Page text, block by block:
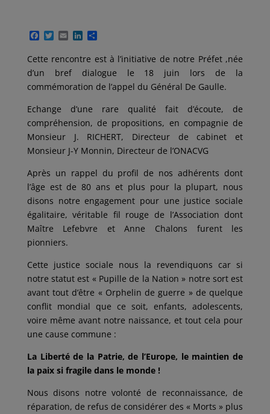
F
c
e
b
o
o
T
i
t
t
e
r
E
a
i
l
L
n
k
e
d
I
P
r
t
a
g
e
Cette rencontre est à l’initiative de notre Préfet ,née
d’un bref dialogue le 18 juin lors de la
commémoration de l’appel du Général De Gaulle.
Echange d’une rare qualité fait d’écoute, de
compréhension, de propositions, en compagnie de
Monsieur J. RICHERT, Directeur de cabinet et
Monsieur J-Y Monnin, Directeur de l’ONACVG
Après un rappel du profil de nos adhérents dont
l’âge est de 80 ans et plus pour la plupart, nous
disons notre engagement pour une justice sociale
égalitaire, véritable fil rouge de l’Association dont
Maître Lefebvre et Anne Chalons furent les
pionniers.
Cette justice sociale nous la revendiquons car si
notre statut est « Pupille de la Nation » notre sort est
avant tout d’être « Orphelin de guerre » de quelque
conflit mondial que ce soit, enfants, adolescents,
voire même avant notre naissance, et tout cela pour
une cause commune :
La Liberté de la Patrie, de l’Europe, le maintien de
la paix si fragile dans le monde !
Nous disons notre volonté de reconnaissance, de
réparation, de refus de considérer des « Morts » plus